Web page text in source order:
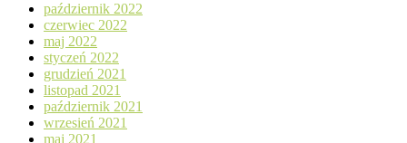
październik 2022
czerwiec 2022
maj 2022
styczeń 2022
grudzień 2021
listopad 2021
październik 2021
wrzesień 2021
maj 2021